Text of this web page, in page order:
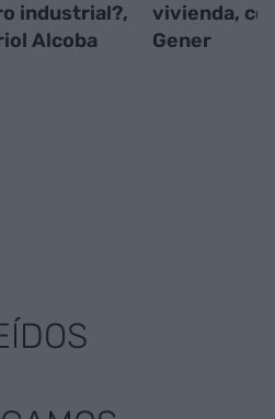
industrial?,
Alcoba
vivienda,
Gener